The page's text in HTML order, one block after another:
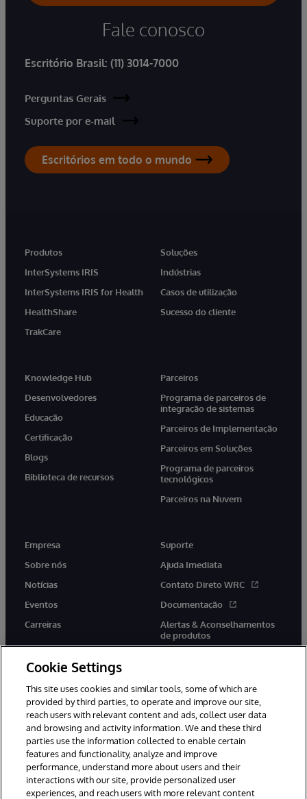
Fale conosco
Escritório Brasil: (11) 3014-7000
Perguntas Gerais
Suporte por e-mail
Escritórios em todo o mundo
Produtos
InterSystems IRIS
InterSystems IRIS for Health
HealthShare
TrakCare
Soluções
Indústrias
Casos de utilização
Sucesso do cliente
Knowledge Hub
Desenvolvedores
Educação
Certificação
Blogs
Biblioteca de recursos
Parceiros
Programa de parceiros de
integração de sistemas
Parceiros de Implementação
Parceiros em Soluções
Programa de parceiros
tecnológicos
Parceiros na Nuvem
Empresa
Sobre nós
Notícias
Eventos
Carreiras
Suporte
Ajuda Imediata
Contato Direto WRC
Documentação
Alertas & Aconselhamentos
de produtos
twitter youtubefacebooklinkedin
© 1996-2022 InterSystems Corporation, Boston, MA. Todos os
direitos reservados.
Cookie Settings
This site uses cookies and similar tools, some of which are
provided by third parties, to operate and improve our site,
reach users with relevant content and ads, collect user data
and browsing and activity information. We and these third
parties use the information collected to enable certain
features and functionality, analyze and improve
performance, understand more about users and their
interactions with our site, provide personalized user
experiences, and reach users with more relevant content